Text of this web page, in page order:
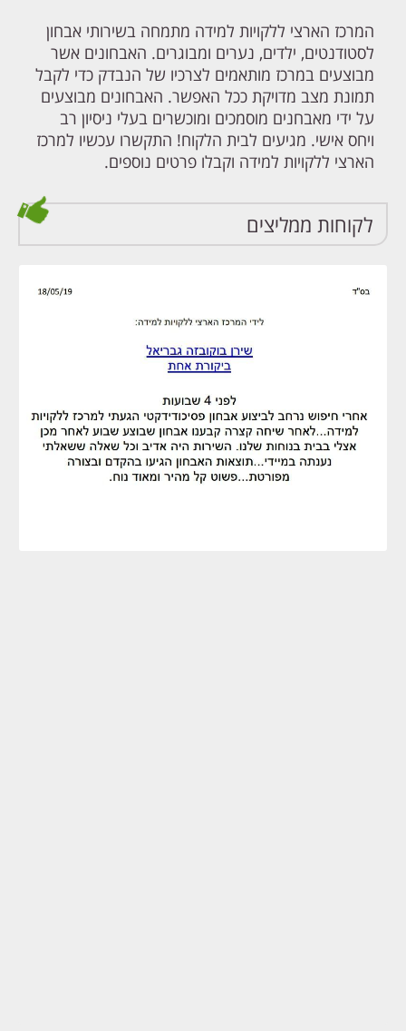
המרכז הארצי ללקויות למידה מתמחה בשירותי אבחון
לסטודנטים, ילדים, נערים ומבוגרים. האבחונים אשר
מבוצעים במרכז מותאמים לצרכיו של הנבדק כדי לקבל
תמונת מצב מדויקת ככל האפשר. האבחונים מבוצעים
על ידי מאבחנים מוסמכים ומוכשרים בעלי ניסיון רב
ויחס אישי. מגיעים לבית הלקוח! התקשרו עכשיו למרכז
הארצי ללקויות למידה וקבלו פרטים נוספים.
לקוחות ממליצים